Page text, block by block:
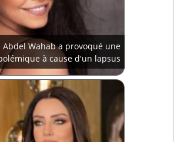
Abdel Wahab a provoqué une
à cause d'un lapsus